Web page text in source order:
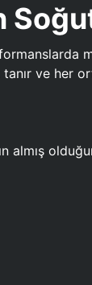
ve her
almış